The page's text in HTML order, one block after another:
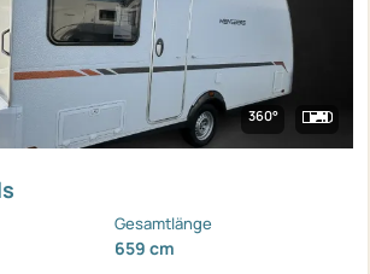
360°
Gesamtlänge
659 cm